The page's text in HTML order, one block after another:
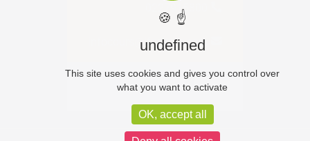
0227915800
infocours@ifegypte.com
للاشتراك
☝ 🍪
undefined
This site uses cookies and gives you control over
what you want to activate
OK, accept all